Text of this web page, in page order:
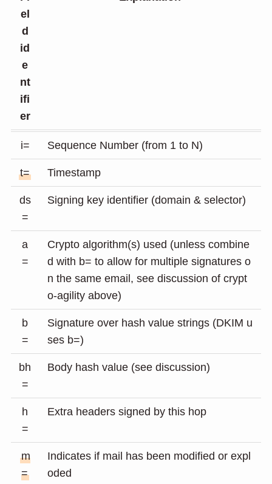
el
d
id
e
nt
ifi
er
i= Sequence Number (from 1 to N)
t= Timestamp
ds
=
Signing key identifier (domain & selector)
a
=
Crypto algorithm(s) used (unless combine
d with b= to allow for multiple signatures o
n the same email, see discussion of crypt
o-agility above)
b
=
Signature over hash value strings (DKIM u
ses b=)
bh
=
Body hash value (see discussion)
h
=
Extra headers signed by this hop
m
=
Indicates if mail has been modified or expl
oded